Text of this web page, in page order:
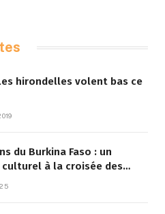
hirondelles volent bas ce
du Burkina Faso : un
à la croisée des